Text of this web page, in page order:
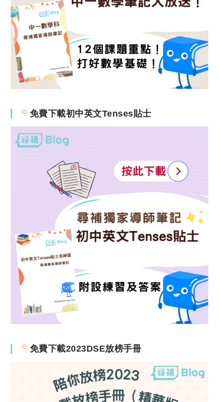
免費下載初中英文Tenses貼士
免費下載2023DSE放榜手冊